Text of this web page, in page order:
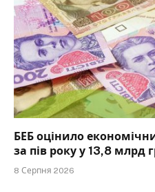
БЕБ оцінило
за пів року у 13,8 млрд
8 Серпня 2026